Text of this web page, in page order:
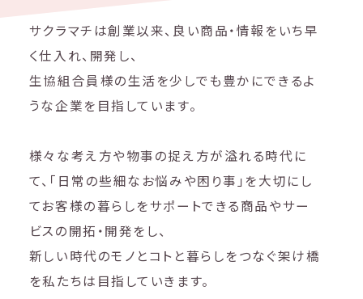
サクラマチは創業以来、良い商品・情報をいち早
く仕入れ、開発し、
生協組合員様の生活を少しでも豊かにできるよ
うな企業を目指しています。
様々な考え方や物事の捉え方が溢れる時代に
て、「日常の些細なお悩みや困り事」を大切にし
てお客様の暮らしをサポートできる商品やサー
ビスの開拓・開発をし、
新しい時代のモノとコトと暮らしをつなぐ架け橋
を私たちは目指していきます。